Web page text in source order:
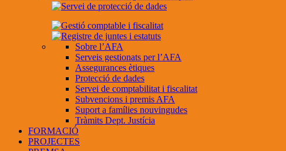
Sobre l’AFA
Serveis gestionats per l’AFA
Assegurances ètiques
Protecció de dades
Servei de comptabilitat i fiscalitat
Subvencions i premis AFA
Suport a famílies nouvingudes
Tràmits Dept. Justícia
FORMACIÓ
PROJECTES